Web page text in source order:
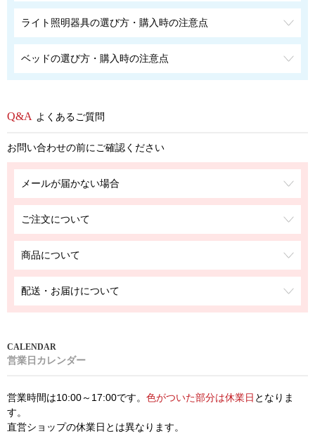
ライト照明器具の選び方・購入時の注意点
ベッドの選び方・購入時の注意点
よくあるご質問
お問い合わせの前にご確認ください
メールが届かない場合
ご注文について
商品について
配送・お届けについて
営業日カレンダー
営業時間は10:00～17:00です。 色がついた部分は休業日 となりま
す。
直営ショップの休業日とは異なります。